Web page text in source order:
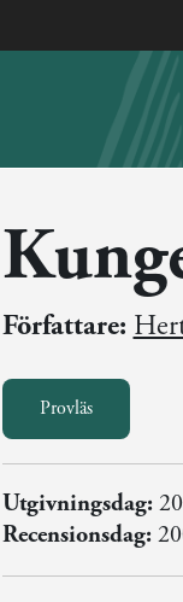
Författare:
Provläs
Utgivningsdag:
Recensionsdag: